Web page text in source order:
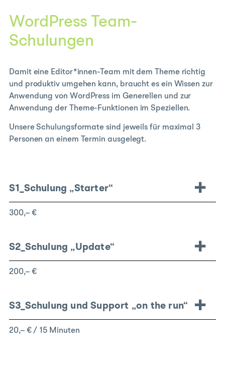
WordPress Team-
Schulungen
Damit eine Editor*innen-Team mit dem Theme richtig
und produktiv umgehen kann, braucht es ein Wissen zur
Anwendung von WordPress im Generellen und zur
Anwendung der Theme-Funktionen im Speziellen.
Unsere Schulungsformate sind jeweils für maximal 3
Personen an einem Termin ausgelegt.
S1_Schulung „Starter“
300,– €
S2_Schulung „Update“
200,– €
S3_Schulung und Support „on the run“
20,– € / 15 Minuten